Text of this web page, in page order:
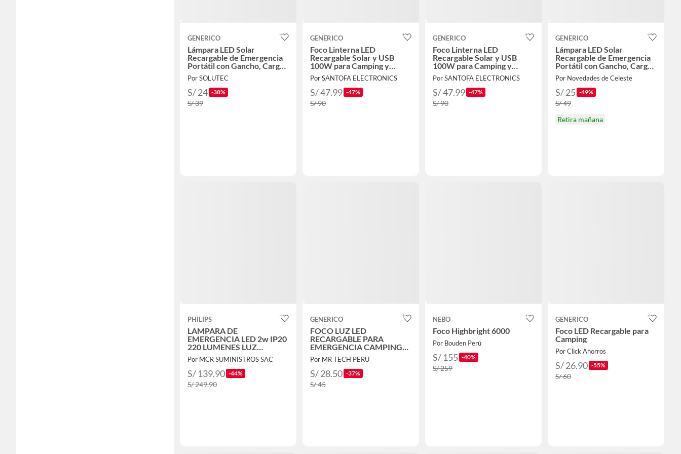
GENERICO
Lámpara LED Solar
Recargable de Emergencia
Portátil con Gancho, Carga
Solar y USB
Por SOLUTEC
S/ 24 -38%
S/ 39
GENERICO
Foco Linterna LED
Recargable Solar y USB
100W para Camping y
Emergencias Verde
Por SANTOFA ELECTRONICS
S/ 47.99 -47%
S/ 90
GENERICO
Foco Linterna LED
Recargable Solar y USB
100W para Camping y
Emergencias Naranja
Por SANTOFA ELECTRONICS
S/ 47.99 -47%
S/ 90
GENERICO
Lámpara LED Solar
Recargable de Emergencia
Portátil con Gancho, Carga
Solar y USB
Por Novedades de Celeste
S/ 25 -49%
S/ 49
Retira mañana
PHILIPS
LAMPARA DE
EMERGENCIA LED 2w IP20
220 LUMENES LUZ
BLANCO FRIA
Por MCR SUMINISTROS SAC
S/ 139.90 -44%
S/ 249.90
GENERICO
FOCO LUZ LED
RECARGABLE PARA
EMERGENCIA CAMPING
COLGANTE 80W INCLUYE
CABLE KNUP KP-L100T
Por MR TECH PERU
S/ 28.50 -37%
S/ 45
NEBO
Foco Highbright 6000
Por Bouden Perú
S/ 155 -40%
S/ 259
GENERICO
Foco LED Recargable para
Camping
Por Click Ahorros
S/ 26.90 -55%
S/ 60